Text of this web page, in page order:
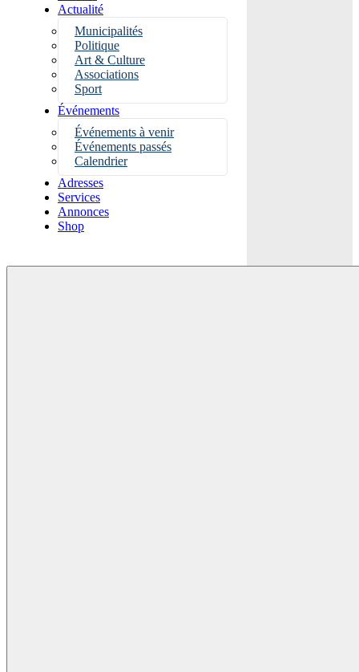
Actualité
Municipalités
Politique
Art & Culture
Associations
Sport
Événements
Événements à venir
Événements passés
Calendrier
Adresses
Services
Annonces
Shop